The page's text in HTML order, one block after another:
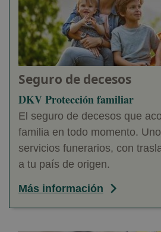
Seguro de decesos
DKV Protección familiar
El seguro de decesos que
familia en todo momento.
servicios funerarios, con
a tu país de origen.
Más información